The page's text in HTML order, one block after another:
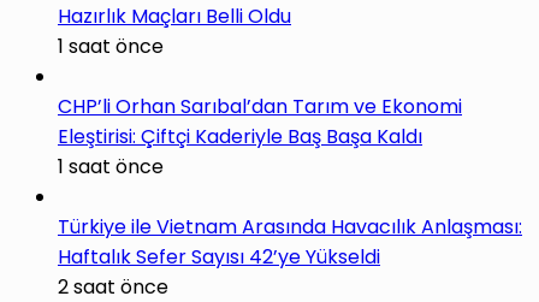
Hazırlık Maçları Belli Oldu
1 saat önce
CHP’li Orhan Sarıbal’dan Tarım ve Ekonomi
Eleştirisi: Çiftçi Kaderiyle Baş Başa Kaldı
1 saat önce
Türkiye ile Vietnam Arasında Havacılık Anlaşması:
Haftalık Sefer Sayısı 42’ye Yükseldi
2 saat önce